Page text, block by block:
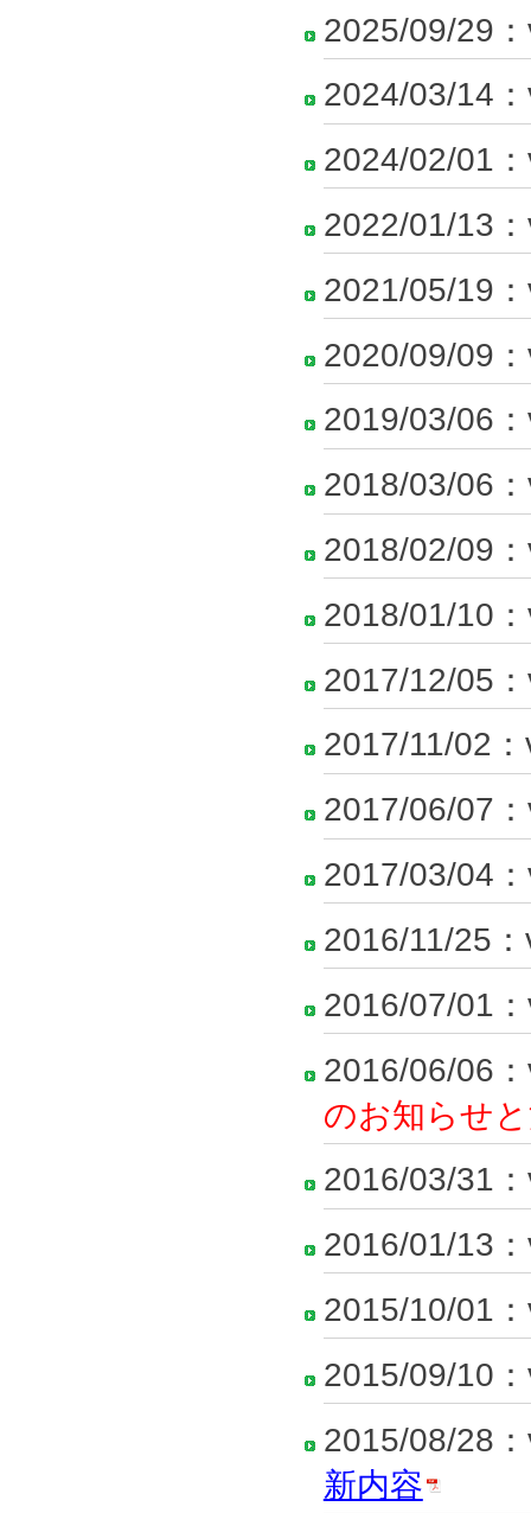
2025/09/29
2024/03/14
2024/02/01
2022/01/13
2021/05/19
2020/09/09
2019/03/06
2018/03/06
2018/02/09
2018/01/10
2017/12/05
2017/11/02
2017/06/07
2017/03/04
2016/11/25
2016/07/01
2016/06/06
のお知らせ
2016/03/31
2016/01/13
2015/10/01
2015/09/10
2015/08/28
新内容